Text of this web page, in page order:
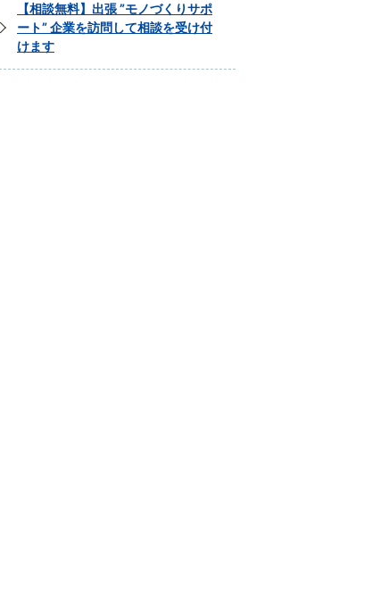
【相談無料】出張 ”モノづくりサポ
ート” 企業を訪問して相談を受け付
けます